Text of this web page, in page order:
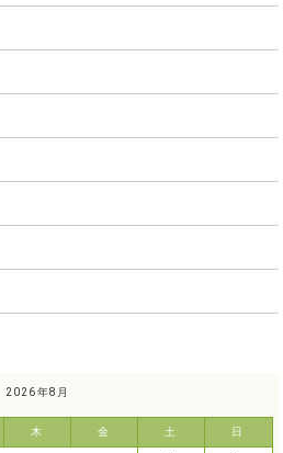
2026年8月
木 金 土 日